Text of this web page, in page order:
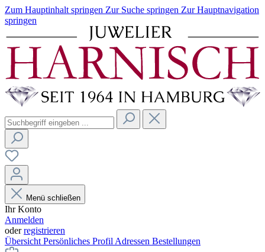
Zum Hauptinhalt springen Zur Suche springen Zur Hauptnavigation
springen
Menü schließen
Ihr Konto
Anmelden
oderregistrieren
Übersicht Persönliches Profil Adressen Bestellungen